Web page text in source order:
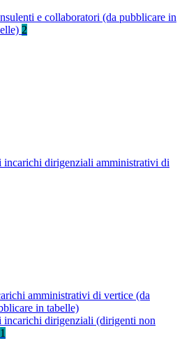
e collaboratori (da pubblicare in
2
incarichi dirigenziali amministrativi di
amministrativi di vertice (da
in tabelle)
incarichi dirigenziali (dirigenti non
1